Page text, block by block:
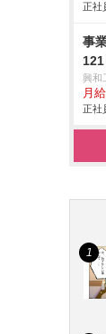
正社
事
興和
月
正社